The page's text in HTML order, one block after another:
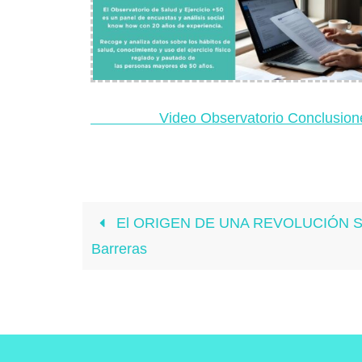
Video Observatorio Conclusi
El ORIGEN DE UNA REVOLUCIÓN
Barreras